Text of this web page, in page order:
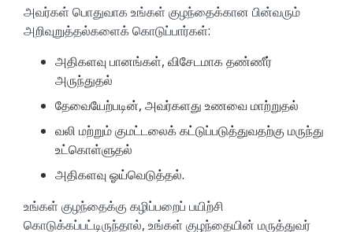
அவர்கள் பொதுவாக உங்கள் குழந்தைக்கான பின்வரும்
அறிவுறுத்தல்களைக் கொடுப்பார்கள்:
அதிகளவு பானங்கள், விசேடமாக தண்ணீர்
அருந்துதல்
தேவையேற்படின், அவர்களது உணவை மாற்றுதல்
வலி மற்றும் குமட்டலைக் கட்டுப்படுத்துவதற்கு மருந்து
உட்கொள்ளுதல்
அதிகளவு ஓய்வெடுத்தல்.
உங்கள் குழந்தைக்கு கழிப்பறைப் பயிற்சி
கொடுக்கப்பட்டிருந்தால், உங்கள் குழந்தையின் மருத்துவர்